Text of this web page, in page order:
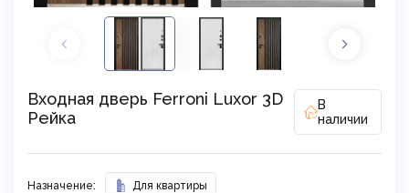
Входная дверь Ferroni Luxor 3D
Рейка
В
наличии
Назначение: Для квартиры